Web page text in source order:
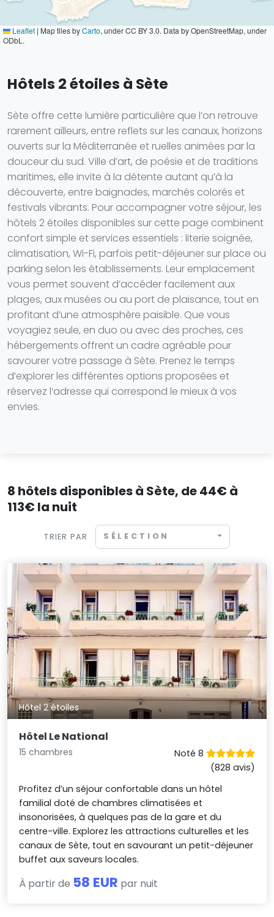
Leaflet | Map tiles byCarto, under CC BY 3.0. Data by OpenStreetMap, under
ODbL.
Hôtels 2 étoiles à Sète
Sète offre cette lumière particulière que l’on retrouve
rarement ailleurs, entre reflets sur les canaux, horizons
ouverts sur la Méditerranée et ruelles animées par la
douceur du sud. Ville d’art, de poésie et de traditions
maritimes, elle invite à la détente autant qu’à la
découverte, entre baignades, marchés colorés et
festivals vibrants. Pour accompagner votre séjour, les
hôtels 2 étoiles disponibles sur cette page combinent
confort simple et services essentiels : literie soignée,
climatisation, Wi-Fi, parfois petit-déjeuner sur place ou
parking selon les établissements. Leur emplacement
vous permet souvent d’accéder facilement aux
plages, aux musées ou au port de plaisance, tout en
profitant d’une atmosphère paisible. Que vous
voyagiez seule, en duo ou avec des proches, ces
hébergements offrent un cadre agréable pour
savourer votre passage à Sète. Prenez le temps
d’explorer les différentes options proposées et
réservez l’adresse qui correspond le mieux à vos
envies.
8 hôtels disponibles à Sète, de 44€ à
113€ la nuit
TRIER PAR SÉLECTION
Hôtel 2 étoiles
Hôtel Le National
15 chambres
Noté 8
(828 avis)
Profitez d’un séjour confortable dans un hôtel
familial doté de chambres climatisées et
insonorisées, à quelques pas de la gare et du
centre-ville. Explorez les attractions culturelles et les
canaux de Sète, tout en savourant un petit-déjeuner
buffet aux saveurs locales.
À partir de 58 EUR par nuit